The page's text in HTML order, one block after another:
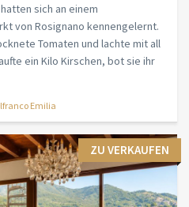
sich an einem
von Rosignano kennengelernt.
Tomaten und lachte mit all
ein Kilo Kirschen, bot sie ihr
Emilia
ZU VERKAUFEN